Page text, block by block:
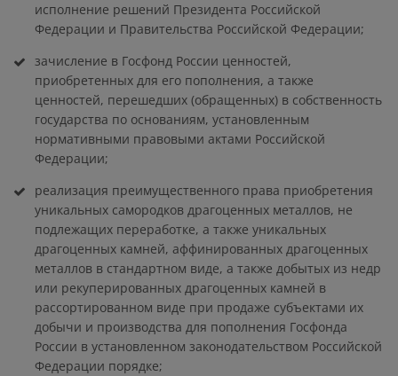
исполнение решений Президента Российской
Федерации и Правительства Российской Федерации;
зачисление в Госфонд России ценностей,
приобретенных для его пополнения, а также
ценностей, перешедших (обращенных) в собственность
государства по основаниям, установленным
нормативными правовыми актами Российской
Федерации;
реализация преимущественного права приобретения
уникальных самородков драгоценных металлов, не
подлежащих переработке, а также уникальных
драгоценных камней, аффинированных драгоценных
металлов в стандартном виде, а также добытых из недр
или рекуперированных драгоценных камней в
рассортированном виде при продаже субъектами их
добычи и производства для пополнения Госфонда
России в установленном законодательством Российской
Федерации порядке;